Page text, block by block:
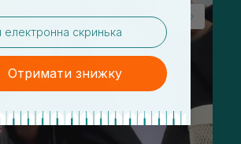
Отримати знижку